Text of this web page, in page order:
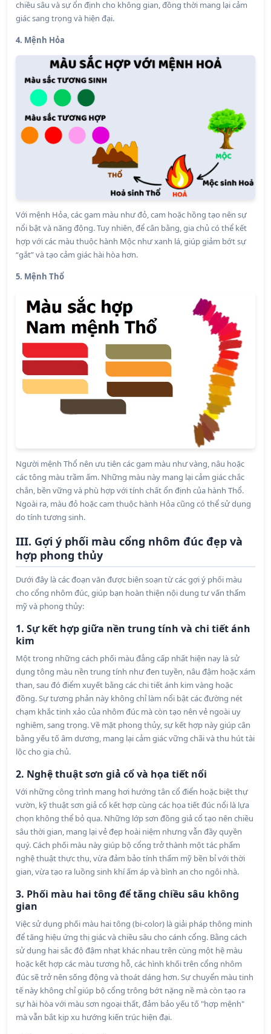
chiều sâu và sự ổn định cho không gian, đồng thời mang lại cảm
giác sang trọng và hiện đại.
4. Mệnh Hỏa
Với mệnh Hỏa, các gam màu như đỏ, cam hoặc hồng tạo nên sự
nổi bật và năng động. Tuy nhiên, để cân bằng, gia chủ có thể kết
hợp với các màu thuộc hành Mộc như xanh lá, giúp giảm bớt sự
“gắt” và tạo cảm giác hài hòa hơn.
5. Mệnh Thổ
Người mệnh Thổ nên ưu tiên các gam màu như vàng, nâu hoặc
các tông màu trầm ấm. Những màu này mang lại cảm giác chắc
chắn, bền vững và phù hợp với tính chất ổn định của hành Thổ.
Ngoài ra, màu đỏ hoặc cam thuộc hành Hỏa cũng có thể sử dụng
do tính tương sinh.
III. Gợi ý phối màu cổng nhôm đúc đẹp và
hợp phong thủy
Dưới đây là các đoạn văn được biên soạn từ các gợi ý phối màu
cho cổng nhôm đúc, giúp bạn hoàn thiện nội dung tư vấn thẩm
mỹ và phong thủy:
1. Sự kết hợp giữa nền trung tính và chi tiết ánh
kim
Một trong những cách phối màu đẳng cấp nhất hiện nay là sử
dụng tông màu nền trung tính như đen tuyền, nâu đậm hoặc xám
than, sau đó điểm xuyết bằng các chi tiết ánh kim vàng hoặc
đồng. Sự tương phản này không chỉ làm nổi bật các đường nét
chạm khắc tinh xảo của nhôm đúc mà còn tạo nên vẻ ngoài uy
nghiêm, sang trọng. Về mặt phong thủy, sự kết hợp này giúp cân
bằng yếu tố âm dương, mang lại cảm giác vững chãi và thu hút tài
lộc cho gia chủ.
2. Nghệ thuật sơn giả cổ và họa tiết nổi
Với những công trình mang hơi hướng tân cổ điển hoặc biệt thự
vườn, kỹ thuật sơn giả cổ kết hợp cùng các họa tiết đúc nổi là lựa
chọn không thể bỏ qua. Những lớp sơn đồng giả cổ tạo nên chiều
sâu thời gian, mang lại vẻ đẹp hoài niệm nhưng vẫn đầy quyền
quý. Cách phối màu này giúp bộ cổng trở thành một tác phẩm
nghệ thuật thực thụ, vừa đảm bảo tính thẩm mỹ bền bỉ với thời
gian, vừa tạo ra luồng sinh khí ấm áp và bình an cho ngôi nhà.
3. Phối màu hai tông để tăng chiều sâu không
gian
Việc sử dụng phối màu hai tông (bi-color) là giải pháp thông minh
để tăng hiệu ứng thị giác và chiều sâu cho cánh cổng. Bằng cách
sử dụng hai sắc độ đậm nhạt khác nhau trên cùng một hệ màu
hoặc kết hợp các màu tương hỗ, các hình khối trên cổng nhôm
đúc sẽ trở nên sống động và thoát dáng hơn. Sự chuyển màu tinh
tế này không chỉ giúp bộ cổng trông bớt nặng nề mà còn tạo ra
sự hài hòa với màu sơn ngoại thất, đảm bảo yếu tố "hợp mệnh"
mà vẫn bắt kịp xu hướng kiến trúc hiện đại.